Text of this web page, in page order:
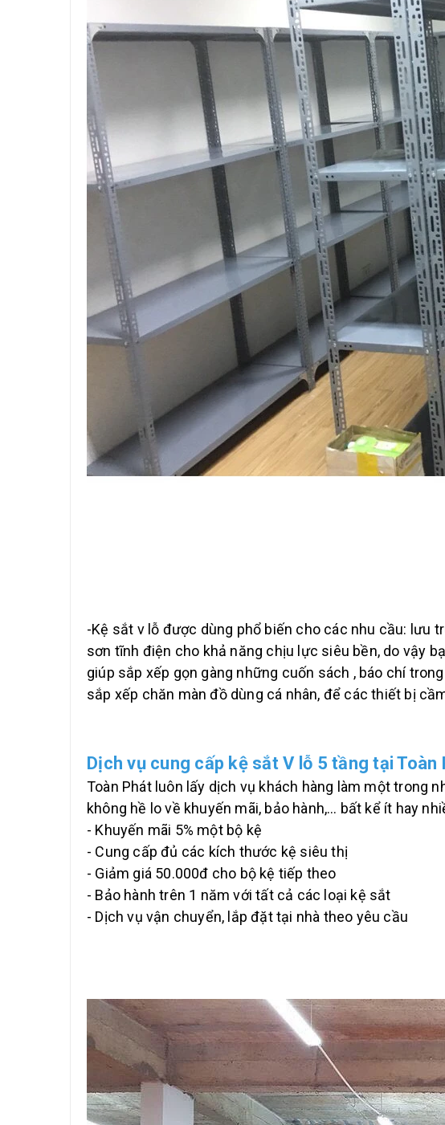
-Kệ sắt v lỗ được dùng phổ biến cho các nhu cầu: lưu
sơn tĩnh điện cho khả năng chịu lực siêu bền, do vậy
giúp sắp xếp gọn gàng những cuốn sách , báo chí
sắp xếp chăn màn đồ dùng cá nhân, để các thiết bị
Dịch vụ cung cấp kệ sắt V lỗ 5 tầng tại Toàn
Toàn Phát luôn lấy dịch vụ khách hàng làm một trong
không hề lo về khuyến mãi, bảo hành,… bất kể ít hay
- Khuyến mãi 5% một bộ kệ
- Cung cấp đủ các kích thước kệ siêu thị
- Giảm giá 50.000đ cho bộ kệ tiếp theo
- Bảo hành trên 1 năm với tất cả các loại kệ sắt
- Dịch vụ vận chuyển, lắp đặt tại nhà theo yêu cầu